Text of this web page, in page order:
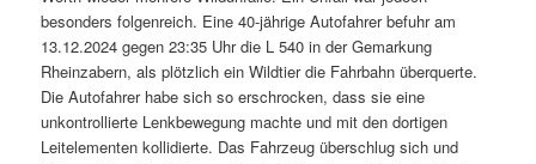
besonders folgenreich. Eine 40-jährige Autofahrer befuhr am
13.12.2024 gegen 23:35 Uhr die L 540 in der Gemarkung
Rheinzabern, als plötzlich ein Wildtier die Fahrbahn überquerte.
Die Autofahrer habe sich so erschrocken, dass sie eine
unkontrollierte Lenkbewegung machte und mit den dortigen
Leitelementen kollidierte. Das Fahrzeug überschlug sich und